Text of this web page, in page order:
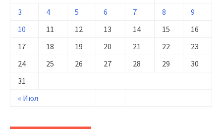
« Июл
3
4 5 6 7 8
9
10
11 12 13 14 15
16
17
18 19 20 21 22
23
24
25 26 27 28 29
30
31